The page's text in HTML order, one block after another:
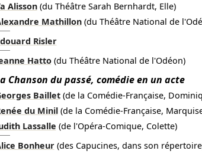
Alisson (du Théâtre Sarah Bernhardt, Elle)
Mathillon (du Théâtre National de
Risler
Hatto (du Théâtre National de l'Odéon)
Chanson du passé, comédie en un acte
Baillet (de la Comédie-Française,
du Minil (de la Comédie-Française,
Lassalle (de l'Opéra-Comique, Colette)
Bonheur (des Capucines, dans son